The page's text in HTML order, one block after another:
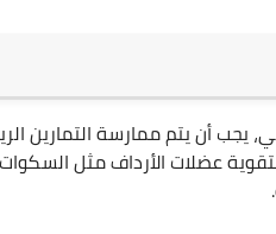
يجب أن يتم ممارسة التمارين
عضلات الأرداف مثل السكوات
.